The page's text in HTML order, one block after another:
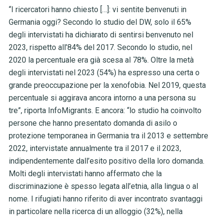
“I ricercatori hanno chiesto […]: vi sentite benvenuti in
Germania oggi? Secondo lo studio del DW, solo il 65%
degli intervistati ha dichiarato di sentirsi benvenuto nel
2023, rispetto all’84% del 2017. Secondo lo studio, nel
2020 la percentuale era già scesa al 78%. Oltre la metà
degli intervistati nel 2023 (54%) ha espresso una certa o
grande preoccupazione per la xenofobia. Nel 2019, questa
percentuale si aggirava ancora intorno a una persona su
tre”, riporta InfoMigrants. E ancora: “lo studio ha coinvolto
persone che hanno presentato domanda di asilo o
protezione temporanea in Germania tra il 2013 e settembre
2022, intervistate annualmente tra il 2017 e il 2023,
indipendentemente dall’esito positivo della loro domanda.
Molti degli intervistati hanno affermato che la
discriminazione è spesso legata all’etnia, alla lingua o al
nome. I rifugiati hanno riferito di aver incontrato svantaggi
in particolare nella ricerca di un alloggio (32%), nella